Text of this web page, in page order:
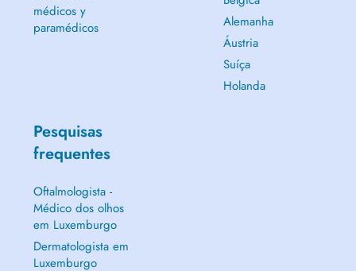
médicos y
paramédicos
Alemanha
Áustria
Suíça
Holanda
Pesquisas
frequentes
Oftalmologista -
Médico dos olhos
em Luxemburgo
Dermatologista em
Luxemburgo